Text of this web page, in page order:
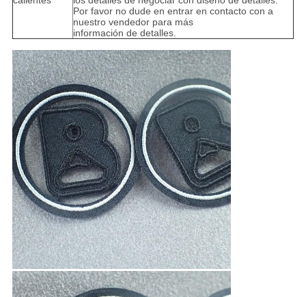
Por favor no dude en entrar en contacto con a
nuestro vendedor para más
información de detalles.